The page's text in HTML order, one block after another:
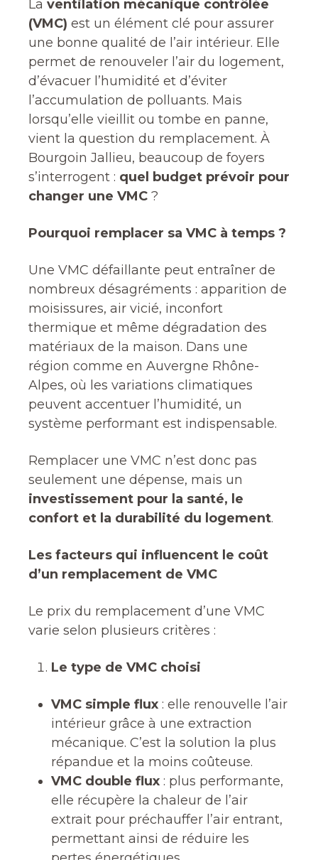
La ventilation mécanique contrôlée
(VMC) est un élément clé pour assurer
une bonne qualité de l’air intérieur. Elle
permet de renouveler l’air du logement,
d’évacuer l’humidité et d’éviter
l’accumulation de polluants. Mais
lorsqu’elle vieillit ou tombe en panne,
vient la question du remplacement. À
Bourgoin Jallieu, beaucoup de foyers
s’interrogent : quel budget prévoir pour
changer une VMC ?
Pourquoi remplacer sa VMC à temps ?
Une VMC défaillante peut entraîner de
nombreux désagréments : apparition de
moisissures, air vicié, inconfort
thermique et même dégradation des
matériaux de la maison. Dans une
région comme en Auvergne Rhône-
Alpes, où les variations climatiques
peuvent accentuer l’humidité, un
système performant est indispensable.
Remplacer une VMC n’est donc pas
seulement une dépense, mais un
investissement pour la santé, le
confort et la durabilité du logement.
Les facteurs qui influencent le coût
d’un remplacement de VMC
Le prix du remplacement d’une VMC
varie selon plusieurs critères :
Le type de VMC choisi
VMC simple flux : elle renouvelle l’air
intérieur grâce à une extraction
mécanique. C’est la solution la plus
répandue et la moins coûteuse.
VMC double flux : plus performante,
elle récupère la chaleur de l’air
extrait pour préchauffer l’air entrant,
permettant ainsi de réduire les